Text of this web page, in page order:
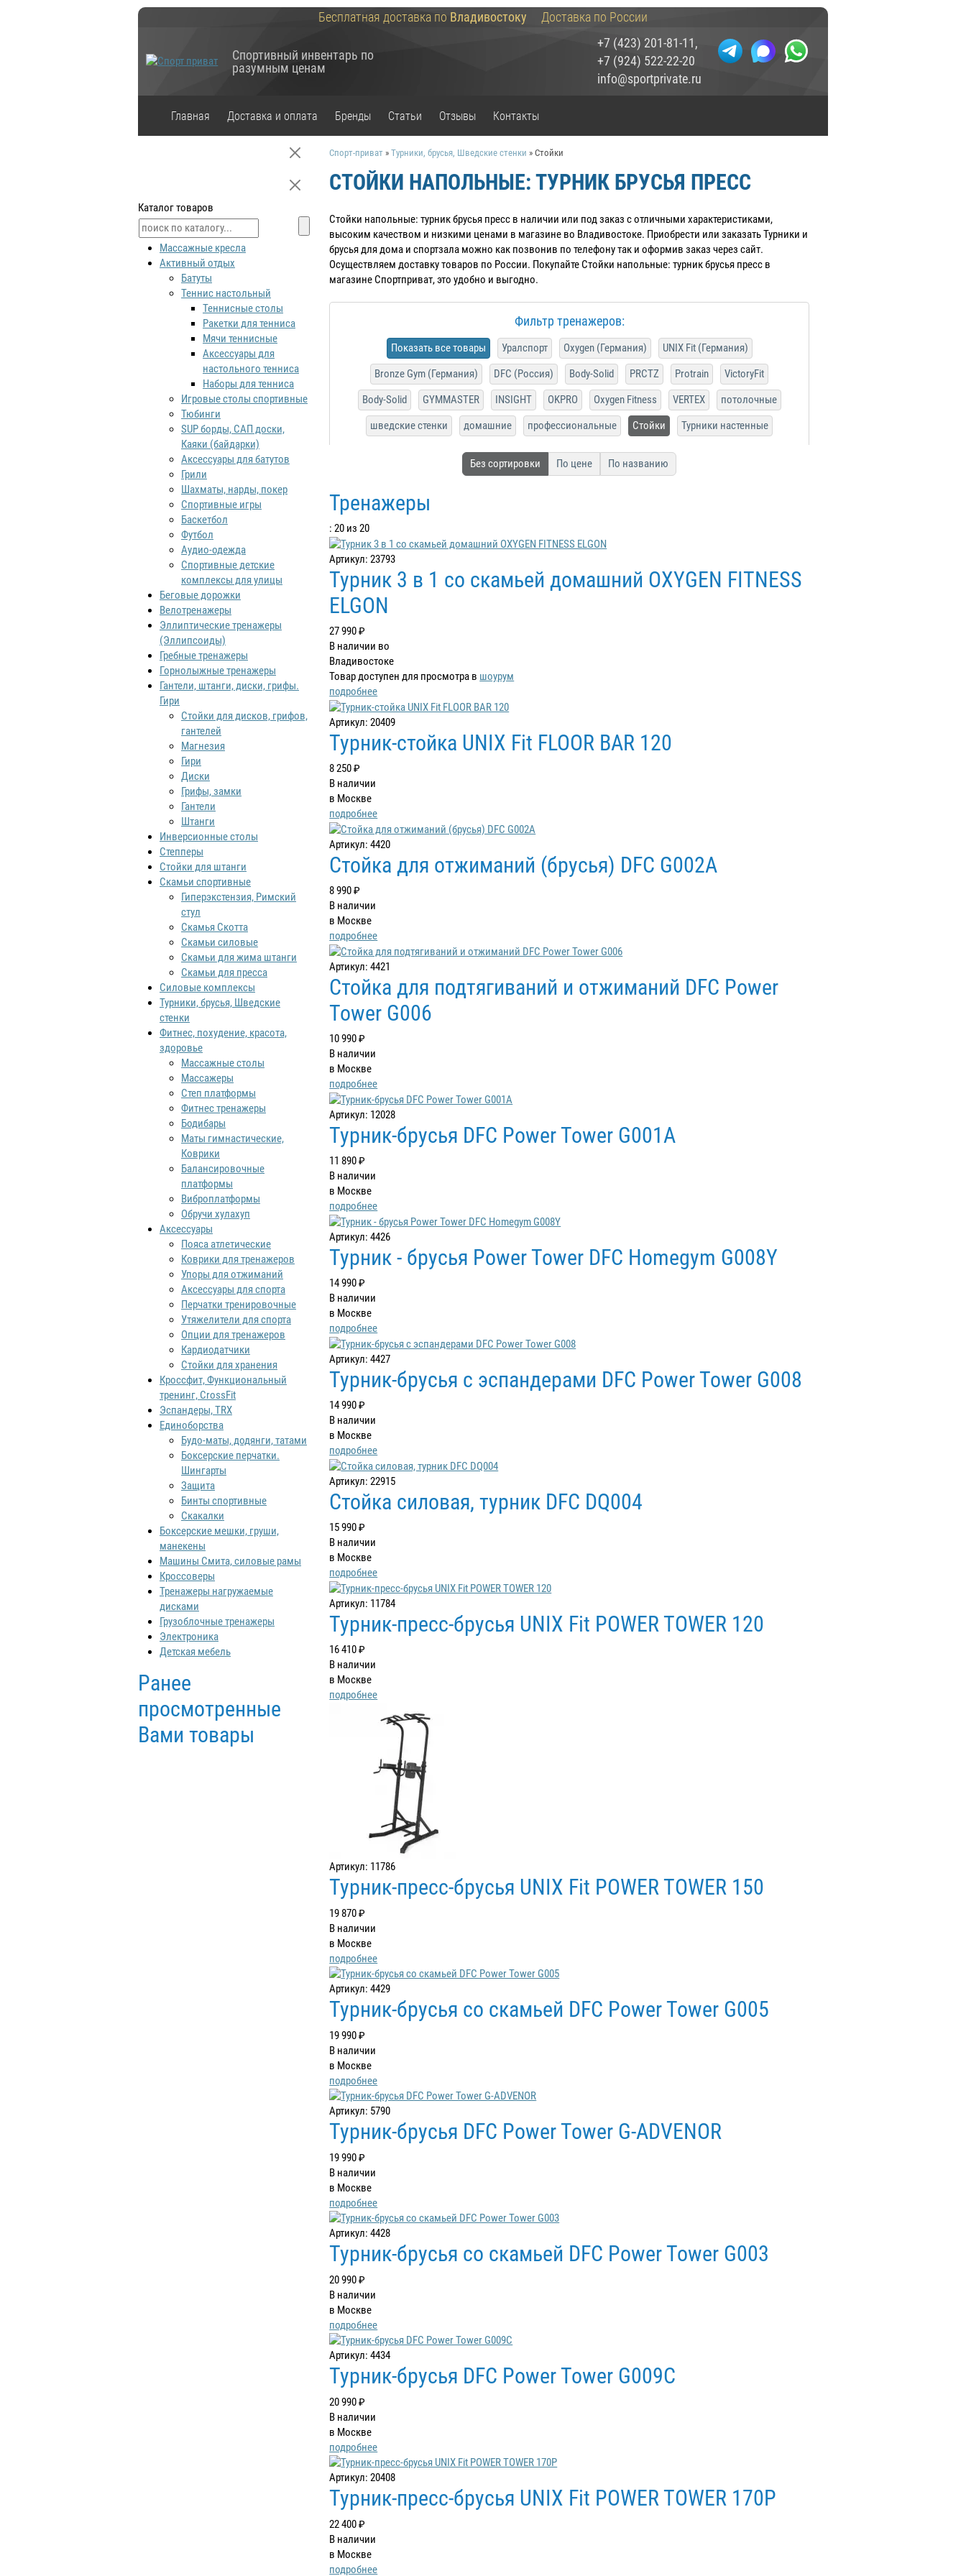
Бесплатная доставка по Владивостоку Доставка по России
Спортивный инвентарь по
разумным ценам
+7 (423) 201-81-11,
+7 (924) 522-22-20
info@sportprivate.ru
Главная Доставка и оплата Бренды Статьи Отзывы Контакты
Спорт-приват »Турники, брусья, Шведские стенки »Стойки
СТОЙКИ НАПОЛЬНЫЕ: ТУРНИК БРУСЬЯ ПРЕСС
Стойки напольные: турник брусья пресс в наличии или под заказ c отличными характеристиками,
высоким качеством и низкими ценами в магазине во Владивостоке. Приобрести или заказать Турники и
брусья для дома и спортзала можно как позвонив по телефону так и оформив заказ через сайт.
Осуществляем доставку товаров по России. Покупайте Стойки напольные: турник брусья пресс в
магазине Спортприват, это удобно и выгодно.
Фильтр тренажеров:
Показать все товары Уралспорт Oxygen (Германия)
UNIX Fit (Германия)
Bronze Gym (Германия)
DFC (Россия) Body-Solid PRCTZ Protrain
VictoryFit
Body-Solid
GYMMASTER INSIGHT OKPRO Oxygen Fitness VERTEX
потолочные
шведские стенки
домашние профессиональные Стойки Турники настенные
Без сортировки По цене По названию
Тренажеры
: 20 из 20
Артикул: 23793
Турник 3 в 1 со скамьей домашний OXYGEN FITNESS
ELGON
27 990 ₽
В наличии во
Владивостоке
Товар доступен для просмотра в шоурум
подробнее
Артикул: 20409
Турник-стойка UNIX Fit FLOOR BAR 120
8 250 ₽
В наличии
в Москве
подробнее
Артикул: 4420
Стойка для отжиманий (брусья) DFC G002A
8 990 ₽
В наличии
в Москве
подробнее
Артикул: 4421
Стойка для подтягиваний и отжиманий DFC Power
Tower G006
10 990 ₽
В наличии
в Москве
подробнее
Артикул: 12028
Турник-брусья DFC Power Tower G001A
11 890 ₽
В наличии
в Москве
подробнее
Артикул: 4426
Турник - брусья Power Tower DFC Homegym G008Y
14 990 ₽
В наличии
в Москве
подробнее
Артикул: 4427
Турник-брусья c эспандерами DFC Power Tower G008
14 990 ₽
В наличии
в Москве
подробнее
Артикул: 22915
Стойка силовая, турник DFC DQ004
15 990 ₽
В наличии
в Москве
подробнее
Артикул: 11784
Турник-пресс-брусья UNIX Fit POWER TOWER 120
16 410 ₽
В наличии
в Москве
подробнее
Артикул: 11786
Турник-пресс-брусья UNIX Fit POWER TOWER 150
19 870 ₽
В наличии
в Москве
подробнее
Артикул: 4429
Турник-брусья со скамьей DFC Power Tower G005
19 990 ₽
В наличии
в Москве
подробнее
Артикул: 5790
Турник-брусья DFC Power Tower G-ADVENOR
19 990 ₽
В наличии
в Москве
подробнее
Артикул: 4428
Турник-брусья со скамьей DFC Power Tower G003
20 990 ₽
В наличии
в Москве
подробнее
Артикул: 4434
Турник-брусья DFC Power Tower G009C
20 990 ₽
В наличии
в Москве
подробнее
Артикул: 20408
Турник-пресс-брусья UNIX Fit POWER TOWER 170P
22 400 ₽
В наличии
в Москве
подробнее
Каталог товаров
Массажные кресла
Активный отдых
Батуты
Теннис настольный
Теннисные столы
Ракетки для тенниса
Мячи теннисные
Аксессуары для
настольного тенниса
Наборы для тенниса
Игровые столы спортивные
Тюбинги
SUP борды, САП доски,
Каяки (байдарки)
Аксессуары для батутов
Грили
Шахматы, нарды, покер
Спортивные игры
Баскетбол
Футбол
Аудио-одежда
Спортивные детские
комплексы для улицы
Беговые дорожки
Велотренажеры
Эллиптические тренажеры
(Эллипсоиды)
Гребные тренажеры
Горнолыжные тренажеры
Гантели, штанги, диски, грифы.
Гири
Стойки для дисков, грифов,
гантелей
Магнезия
Гири
Диски
Грифы, замки
Гантели
Штанги
Инверсионные столы
Степперы
Стойки для штанги
Скамьи спортивные
Гиперэкстензия, Римский
стул
Скамья Скотта
Скамьи силовые
Скамьи для жима штанги
Скамьи для пресса
Силовые комплексы
Турники, брусья, Шведские
стенки
Фитнес, похудение, красота,
здоровье
Массажные столы
Массажеры
Степ платформы
Фитнес тренажеры
Бодибары
Маты гимнастические,
Коврики
Балансировочные
платформы
Виброплатформы
Обручи хулахуп
Аксессуары
Пояса атлетические
Коврики для тренажеров
Упоры для отжиманий
Аксессуары для спорта
Перчатки тренировочные
Утяжелители для спорта
Опции для тренажеров
Кардиодатчики
Стойки для хранения
Кроссфит, Функциональный
тренинг, CrossFit
Эспандеры, TRX
Единоборства
Будо-маты, додянги, татами
Боксерские перчатки.
Шингарты
Защита
Бинты спортивные
Скакалки
Боксерские мешки, груши,
манекены
Машины Смита, силовые рамы
Кроссоверы
Тренажеры нагружаемые
дисками
Грузоблочные тренажеры
Электроника
Детская мебель
Ранее
просмотренные
Вами товары